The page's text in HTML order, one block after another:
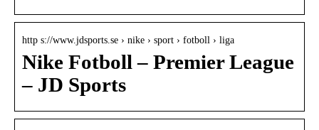
http s://www.jdsports.se › nike › sport › fotboll › liga
Nike Fotboll – Premier League
– JD Sports